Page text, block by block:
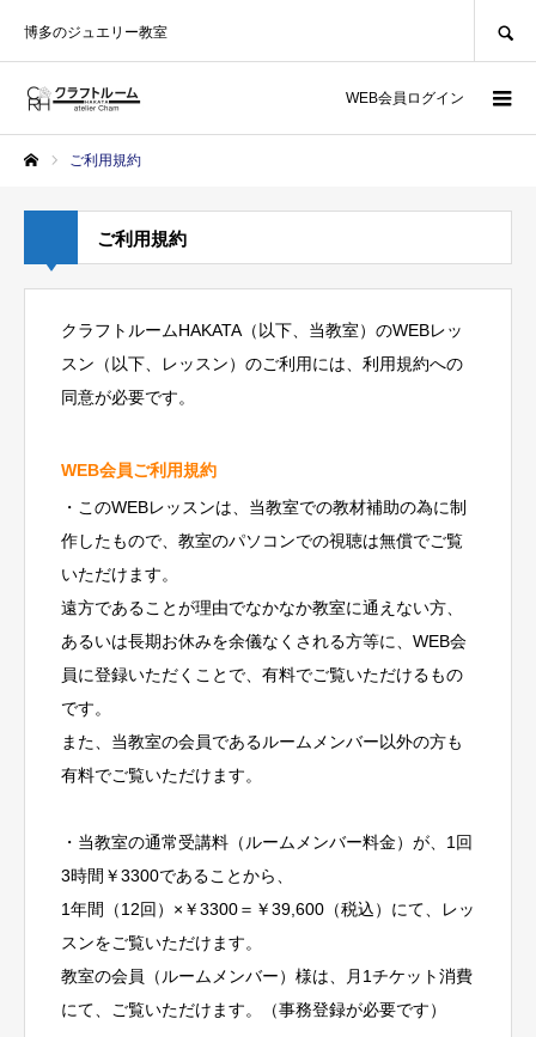
博多のジュエリー教室
WEB会員ログイン
ご利用規約
ご利用規約
クラフトルームHAKATA（以下、当教室）のWEBレッ
スン（以下、レッスン）のご利用には、利用規約への
同意が必要です。
WEB会員ご利用規約
・このWEBレッスンは、当教室での教材補助の為に制
作したもので、教室のパソコンでの視聴は無償でご覧
いただけます。
遠方であることが理由でなかなか教室に通えない方、
あるいは長期お休みを余儀なくされる方等に、WEB会
員に登録いただくことで、有料でご覧いただけるもの
です。
また、当教室の会員であるルームメンバー以外の方も
有料でご覧いただけます。
・当教室の通常受講料（ルームメンバー料金）が、1回
3時間￥3300であることから、
1年間（12回）×￥3300＝￥39,600（税込）にて、レッ
スンをご覧いただけます。
教室の会員（ルームメンバー）様は、月1チケット消費
にて、ご覧いただけます。（事務登録が必要です）